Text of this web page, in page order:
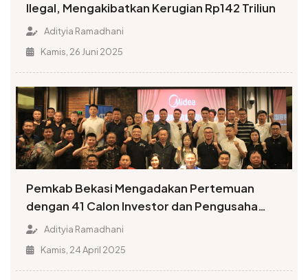
Ilegal, Mengakibatkan Kerugian Rp142 Triliun
Adityia Ramadhani
Kamis, 26 Juni 2025
Pemkab Bekasi Mengadakan Pertemuan
dengan 41 Calon Investor dan Pengusaha
dari Tiongkok, Diskusikan Jaminan Investasi
Adityia Ramadhani
Kamis, 24 April 2025